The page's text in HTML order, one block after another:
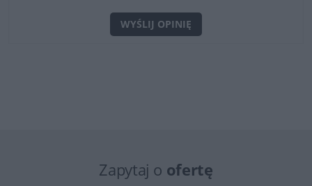
WYŚLIJ OPINIĘ
Zapytaj o ofertę